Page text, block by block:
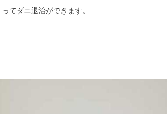
ってダニ退治ができます。